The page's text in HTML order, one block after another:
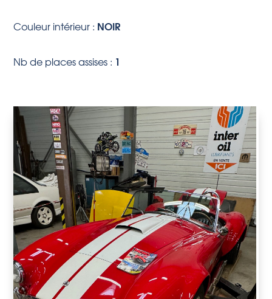
Couleur intérieur : NOIR
Nb de places assises : 1